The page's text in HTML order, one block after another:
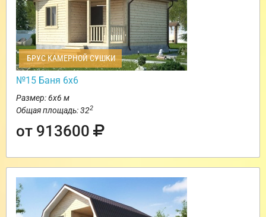
БРУС КАМЕРНОЙ СУШКИ
№15 Баня 6х6
Размер: 6х6 м
Общая площадь: 322
от 913600